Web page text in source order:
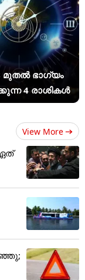
മുതൽ ഭാഗ്യം
4 രാശികൾ
View More